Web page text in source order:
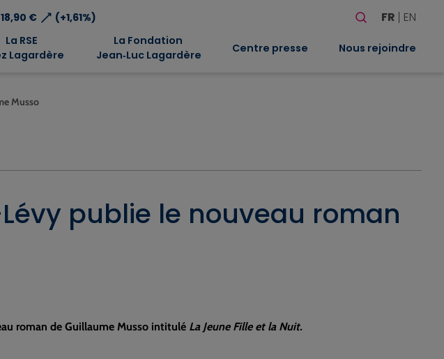
18,90 €⟶ (+1,61%)
Rechercher
FR EN
La RSE
Lagardère
La Fondation
Jean‑Luc Lagardère
Centre presse Nous rejoindre
Musso
publie le nouveau roman
roman de Guillaume Musso intitulé La Jeune Fille et la Nuit.